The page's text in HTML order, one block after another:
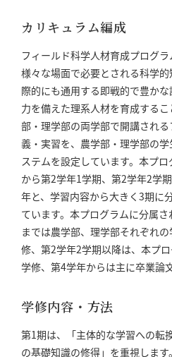
カリキュラム編成
フィールド科学人材育成プログ
様々な場面で必要とされる科学
際的にも通用する即戦的で豊か
力を備えた理系人材を育成する
部・理学部の両学部で開講され
義・実習を、農学部・理学部の
ステムを設定しています。本プ
から第2学年1学期、第2学年2学
年と、学習内容から大きく3期に
ています。本プログラムに分属
までは農学部、理学部それぞれ
修、第2学年2学期以降は、本プ
学修、第4学年からは主に卒業論
学修内容・方法
第1期は、「主体的な学習への転
の基礎知識の修得」を重視します。